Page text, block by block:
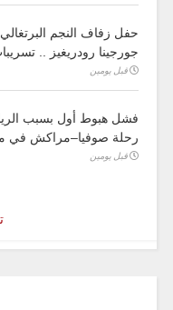
حفل زفاف النجم
جورجينا رودريغيز ..
قبل يومين
فشل هبوط أول بسبب
رحلة صوفيا–مراكش في
قبل يومين